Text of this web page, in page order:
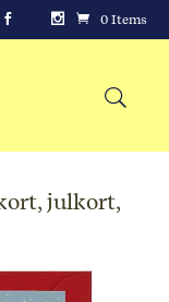
0 Items
julkort,